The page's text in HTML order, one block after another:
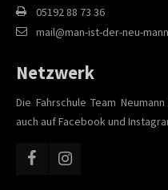
05192 88 73 36
mail@man-ist-der-neu-
Netzwerk
Die Fahrschule Team
auch auf Facebook und